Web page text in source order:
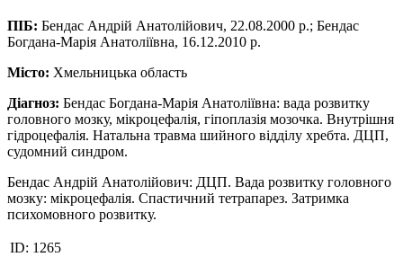
ПІБ: Бендас Андрій Анатолійович, 22.08.2000 р.; Бендас
Богдана-Марія Анатоліївна, 16.12.2010 р.
Місто: Хмельницька область
Діагноз: Бендас Богдана-Марія Анатоліївна: вада розвитку
головного мозку, мікроцефалія, гіпоплазія мозочка. Внутрішня
гідроцефалія. Натальна травма шийного відділу хребта. ДЦП,
судомний синдром.
Бендас Андрій Анатолійович: ДЦП. Вада розвитку головного
мозку: мікроцефалія. Спастичний тетрапарез. Затримка
психомовного розвитку.
ID: 1265